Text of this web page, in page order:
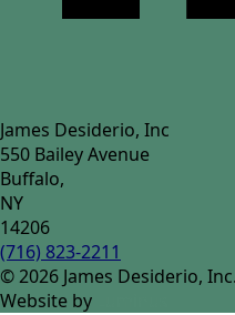
James Desiderio, Inc
550 Bailey Avenue
Buffalo,
NY
14206
(716) 823-2211
© 2026 James Desiderio,
Website by